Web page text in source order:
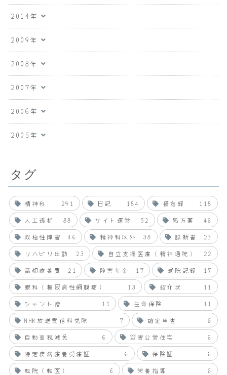
2014年
2009年
2008年
2007年
2006年
2005年
タグ
精神科 291 日記 184 備忘録
118
人工透析
88 サイト運営 52 処方薬
46
双極性障害
46 精神科以外 38 診断書
23
リハビリ出勤
23 自立支援医療（精神通院）
22
高額療養費
21 障害年金 17 通院記録
17
眼科（糖尿病性網膜症）
13 紹介状
11
シャント瘤
11 生命保険
11
NHK放送受信料免除
7 確定申告
6
自動車税減免
6 災害公営住宅
6
特定疾病療養受療証
6 保険証
6
転院（転医）
6 栄養指導 6